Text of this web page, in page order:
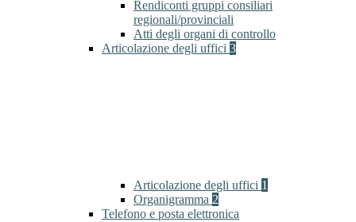
Rendiconti gruppi consiliari
regionali/provinciali
Atti degli organi di controllo
Articolazione degli uffici 3
Articolazione degli uffici 1
Organigramma 2
Telefono e posta elettronica